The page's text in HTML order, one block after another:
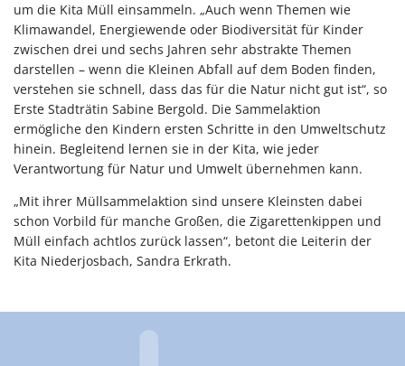
um die Kita Müll einsammeln. „Auch wenn Themen wie
Klimawandel, Energiewende oder Biodiversität für Kinder
zwischen drei und sechs Jahren sehr abstrakte Themen
darstellen – wenn die Kleinen Abfall auf dem Boden finden,
verstehen sie schnell, dass das für die Natur nicht gut ist“, so
Erste Stadträtin Sabine Bergold. Die Sammelaktion
ermögliche den Kindern ersten Schritte in den Umweltschutz
hinein. Begleitend lernen sie in der Kita, wie jeder
Verantwortung für Natur und Umwelt übernehmen kann.
„Mit ihrer Müllsammelaktion sind unsere Kleinsten dabei
schon Vorbild für manche Großen, die Zigarettenkippen und
Müll einfach achtlos zurück lassen“, betont die Leiterin der
Kita Niederjosbach, Sandra Erkrath.